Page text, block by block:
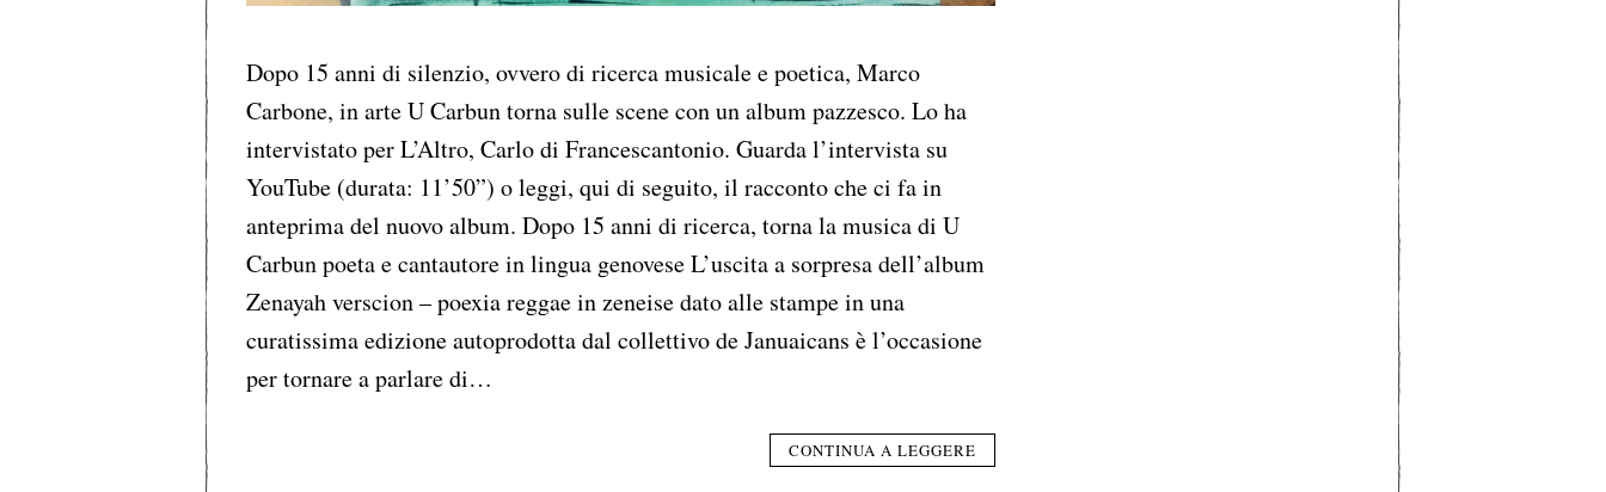
Dopo 15 anni di silenzio, ovvero di ricerca musicale e poetica, Marco
Carbone, in arte U Carbun torna sulle scene con un album pazzesco. Lo ha
intervistato per L’Altro, Carlo di Francescantonio. Guarda l’intervista su
YouTube (durata: 11’50”) o leggi, qui di seguito, il racconto che ci fa in
anteprima del nuovo album. Dopo 15 anni di ricerca, torna la musica di U
Carbun poeta e cantautore in lingua genovese L’uscita a sorpresa dell’album
Zenayah verscion – poexia reggae in zeneise dato alle stampe in una
curatissima edizione autoprodotta dal collettivo de Januaicans è l’occasione
per tornare a parlare di…
CONTINUA A LEGGERE